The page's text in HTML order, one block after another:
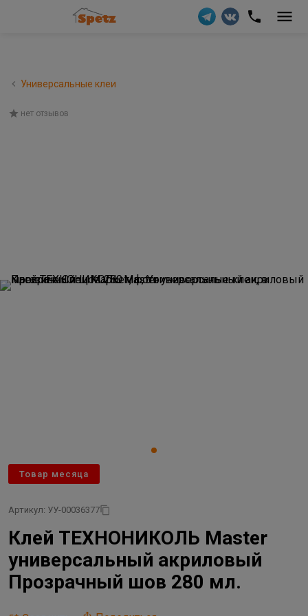
Универсальные клеи
нет отзывов
Товар месяца
Артикул: УУ-00036377
Клей ТЕХНОНИКОЛЬ Master
универсальный акриловый
Прозрачный шов 280 мл.